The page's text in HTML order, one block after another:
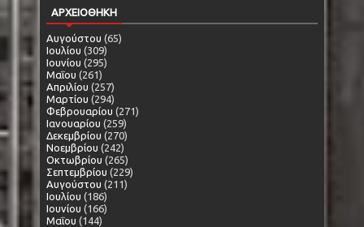
ΑΡΧΕΙΟΘΗΚΗ
Αυγούστου (65)
Ιουλίου (309)
Ιουνίου (295)
Μαΐου (261)
Απριλίου (257)
Μαρτίου (294)
Φεβρουαρίου (271)
Ιανουαρίου (259)
Δεκεμβρίου (270)
Νοεμβρίου (242)
Οκτωβρίου (265)
Σεπτεμβρίου (229)
Αυγούστου (211)
Ιουλίου (186)
Ιουνίου (166)
Μαΐου (144)